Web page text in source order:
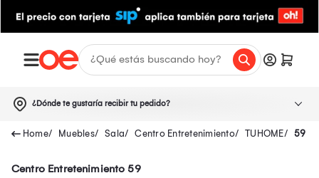
¿Dónde te gustaría recibir tu pedido?
Muebles Sala Centro Entretenimiento TUHOME 59
Centro Entretenimiento 59